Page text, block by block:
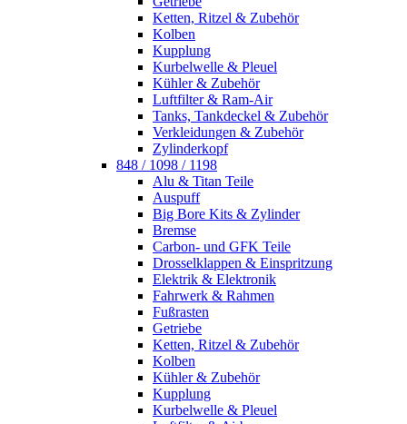
Ketten, Ritzel & Zubehör
Kolben
Kupplung
Kurbelwelle & Pleuel
Kühler & Zubehör
Luftfilter & Ram-Air
Tanks, Tankdeckel & Zubehör
Verkleidungen & Zubehör
Zylinderkopf
848 / 1098 / 1198
Alu & Titan Teile
Auspuff
Big Bore Kits & Zylinder
Bremse
Carbon- und GFK Teile
Drosselklappen & Einspritzung
Elektrik & Elektronik
Fahrwerk & Rahmen
Fußrasten
Getriebe
Ketten, Ritzel & Zubehör
Kolben
Kühler & Zubehör
Kupplung
Kurbelwelle & Pleuel